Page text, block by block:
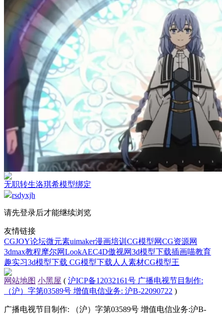
无职转生洛琪希模型绑定
rsdyxjh
请先登录后才能继续浏览
友情链接
CGJOY论坛微元素uimaker漫画培训 CG模型网CG资源网
3dmax教程摩尔网LookAEC4D傲视网3d模型下载插画喵教育
趣实习3d模型下载 CG模型下载 人人素材CG模型王
网站地图 小黑屋 ( 沪ICP备12032161号 广播电视节目制作:
（沪）字第03589号 增值电信业务: 沪B-22090722 )
广播电视节目制作: （沪）字第03589号 增值电信业务:沪B-